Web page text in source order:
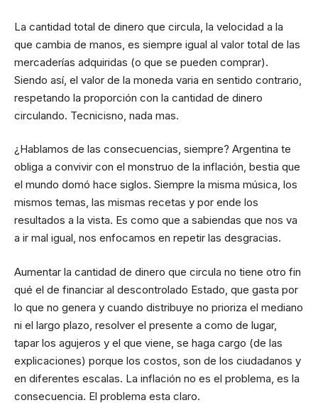
La cantidad total de dinero que circula, la velocidad a la
que cambia de manos, es siempre igual al valor total de las
mercaderías adquiridas (o que se pueden comprar).
Siendo así, el valor de la moneda varia en sentido contrario,
respetando la proporción con la cantidad de dinero
circulando. Tecnicisno, nada mas.
¿Hablamos de las consecuencias, siempre? Argentina te
obliga a convivir con el monstruo de la inflación, bestia que
el mundo domó hace siglos. Siempre la misma música, los
mismos temas, las mismas recetas y por ende los
resultados a la vista. Es como que a sabiendas que nos va
a ir mal igual, nos enfocamos en repetir las desgracias.
Aumentar la cantidad de dinero que circula no tiene otro fin
qué el de financiar al descontrolado Estado, que gasta por
lo que no genera y cuando distribuye no prioriza el mediano
ni el largo plazo, resolver el presente a como de lugar,
tapar los agujeros y el que viene, se haga cargo (de las
explicaciones) porque los costos, son de los ciudadanos y
en diferentes escalas. La inflación no es el problema, es la
consecuencia. El problema esta claro.